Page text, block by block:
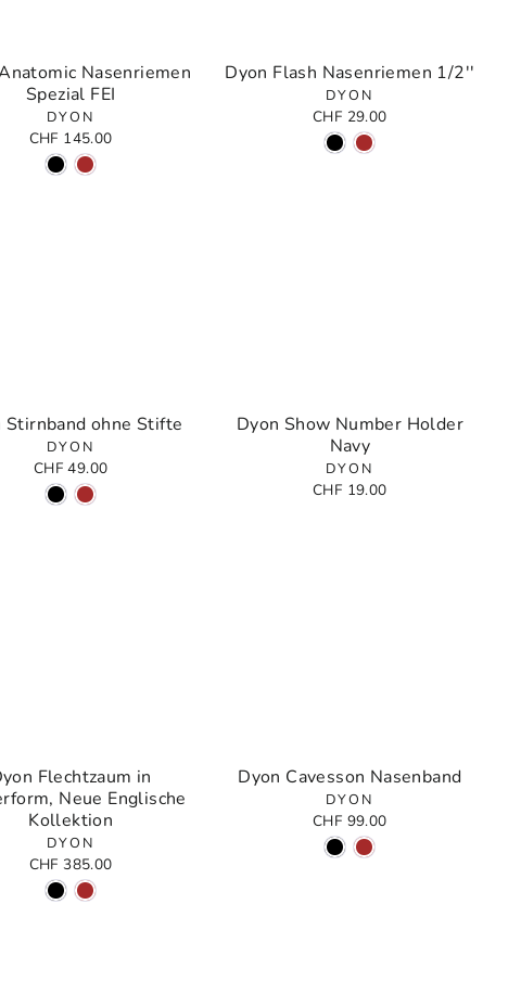
Nasenriemen
Spezial FEI
DYON
CHF 145.00
Dyon Flash Nasenriemen 1/2''
DYON
CHF 29.00
Stirnband ohne Stifte
DYON
CHF 49.00
Dyon Show Number Holder
Navy
DYON
CHF 19.00
Flechtzaum in
Neue Englische
Kollektion
DYON
CHF 385.00
Dyon Cavesson Nasenband
DYON
CHF 99.00